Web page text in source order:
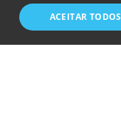
ACEITAR TODOS